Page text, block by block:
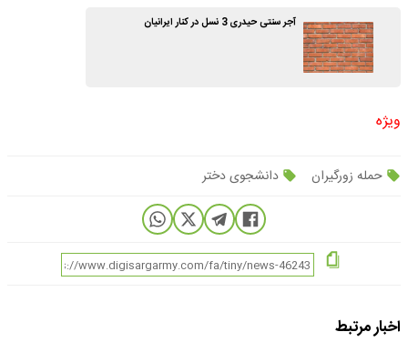
آجر سنتی حیدری 3 نسل در کنار ایرانیان
ویژه
حمله زورگیران دانشجوی دختر
اخبار مرتبط